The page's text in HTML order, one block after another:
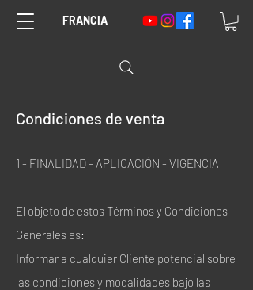
FRANCIA
Condiciones de venta
1 - FINALIDAD - APLICACIÓN - VIGENCIA
El objeto de estos Términos y Condiciones
Generales es:
Informar a cualquier Cliente potencial sobre
las condiciones y modalidades bajo las